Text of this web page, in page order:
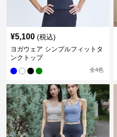
¥5,100 (税込)
ヨガウェア シンプルフィットタ
ンクトップ
全4色